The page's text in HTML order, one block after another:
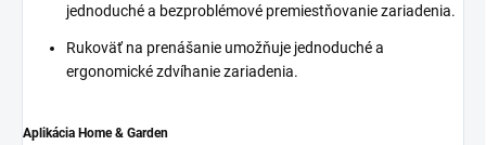
jednoduché a bezproblémové premiestňovanie zariadenia.
Rukoväť na prenášanie umožňuje jednoduché a
ergonomické zdvíhanie zariadenia.
Aplikácia Home & Garden